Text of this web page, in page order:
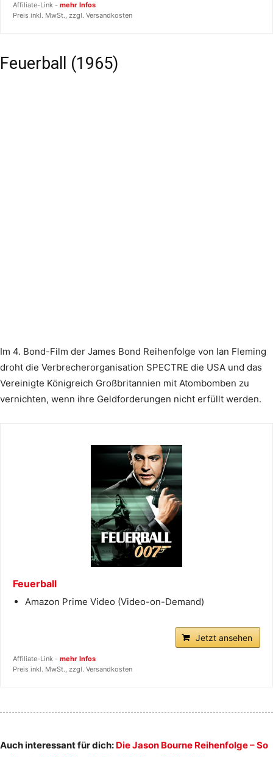
Affiliate-Link - mehr Infos
Preis inkl. MwSt., zzgl. Versandkosten
Feuerball (1965)
Im 4. Bond-Film der James Bond Reihenfolge von Ian Fleming
droht die Verbrecherorganisation SPECTRE die USA und das
Vereinigte Königreich Großbritannien mit Atombomben zu
vernichten, wenn ihre Geldforderungen nicht erfüllt werden.
Feuerball
Amazon Prime Video (Video-on-Demand)
Jetzt ansehen
Affiliate-Link - mehr Infos
Preis inkl. MwSt., zzgl. Versandkosten
Auch interessant für dich: Die Jason Bourne Reihenfolge – So